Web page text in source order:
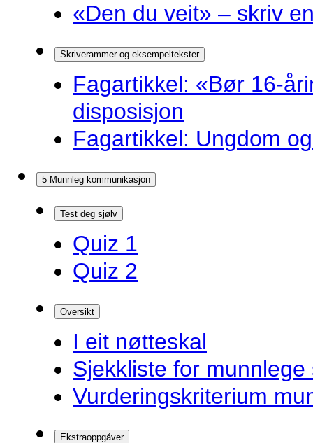
«Den du veit» – skriv
Skriverammer og eksempeltekster
Fagartikkel: «Bør 16-
disposisjon
Fagartikkel: Ungdom
5 Munnleg kommunikasjon
Test deg sjølv
Quiz 1
Quiz 2
Oversikt
I eit nøtteskal
Sjekkliste for munnlege
Vurderingskriterium
Ekstraoppgåver